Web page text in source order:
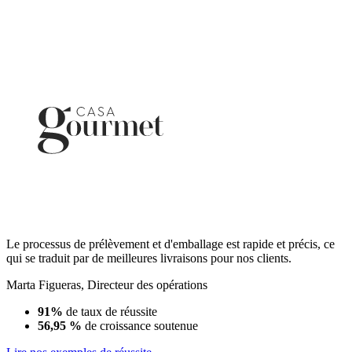
Le processus de prélèvement et d'emballage est rapide et précis, ce
qui se traduit par de meilleures livraisons pour nos clients.
Marta Figueras, Directeur des opérations
91% de taux de réussite
56,95 % de croissance soutenue